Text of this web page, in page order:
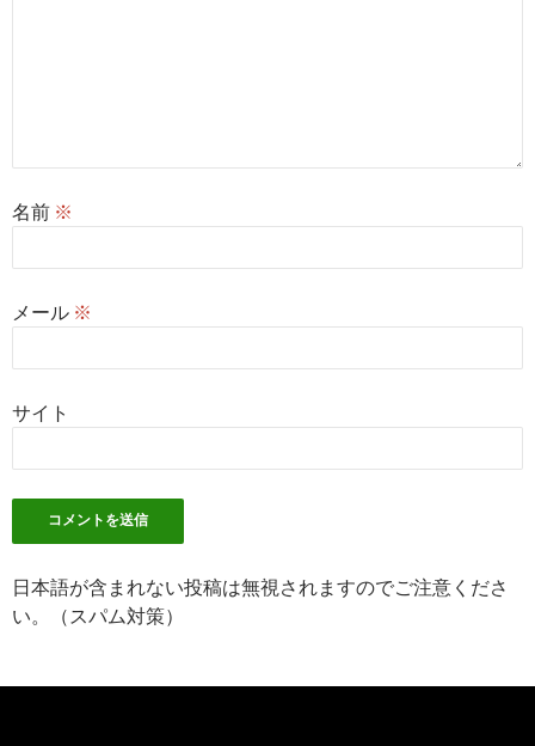
名前 ※
メール ※
サイト
日本語が含まれない投稿は無視されますのでご注意くださ
い。（スパム対策）